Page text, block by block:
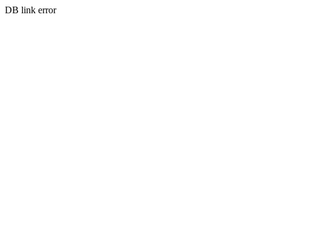
DB link error